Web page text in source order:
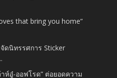
that bring you home”
ดนิทรรศการ Sticker
ห์อู๋-ออฟโรด” ต่อยอดความ